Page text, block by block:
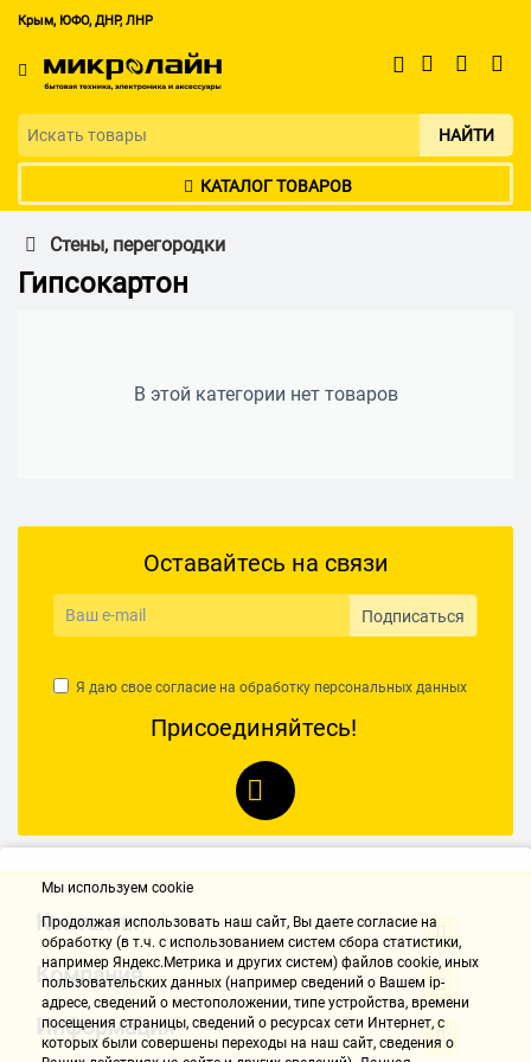
Крым, ЮФО, ДНР, ЛНР
НАЙТИ
КАТАЛОГ ТОВАРОВ
Стены, перегородки
Гипсокартон
В этой категории нет товаров
Оставайтесь на связи
Подписаться
Я даю свое согласие на обработку персональных данных
Присоединяйтесь!
Контакты
Компания
Информация
Мы используем cookie
Продолжая использовать наш cайт, Вы даете согласие на
обработку (в т.ч. с использованием систем сбора статистики,
например Яндекс.Метрика и других систем) файлов cookie, иных
пользовательских данных (например сведений о Вашем ip-
адресе, сведений о местоположении, типе устройства, времени
посещения страницы, сведений о ресурсах сети Интернет, с
которых были совершены переходы на наш сайт, сведения о